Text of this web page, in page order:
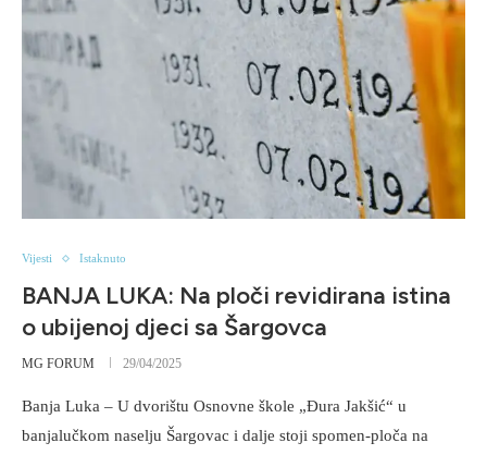
Vijesti Istaknuto
BANJA LUKA: Na ploči revidirana istina
o ubijenoj djeci sa Šargovca
MG FORUM 29/04/2025
Banja Luka – U dvorištu Osnovne škole „Đura Jakšić“ u
banjalučkom naselju Šargovac i dalje stoji spomen-ploča na